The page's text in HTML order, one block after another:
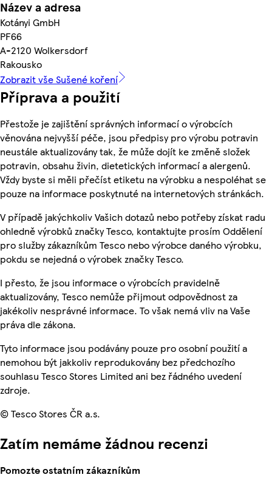
Název a adresa
Kotányi GmbH
PF66
A-2120 Wolkersdorf
Rakousko
Zobrazit vše Sušené koření
Příprava a použití
Přestože je zajištění správných informací o výrobcích
věnována nejvyšší péče, jsou předpisy pro výrobu potravin
neustále aktualizovány tak, že může dojít ke změně složek
potravin, obsahu živin, dietetických informací a alergenů.
Vždy byste si měli přečíst etiketu na výrobku a nespoléhat se
pouze na informace poskytnuté na internetových stránkách.
V případě jakýchkoliv Vašich dotazů nebo potřeby získat radu
ohledně výrobků značky Tesco, kontaktujte prosím Oddělení
pro služby zákazníkům Tesco nebo výrobce daného výrobku,
pokdu se nejedná o výrobek značky Tesco.
I přesto, že jsou informace o výrobcích pravidelně
aktualizovány, Tesco nemůže přijmout odpovědnost za
jakékoliv nesprávné informace. To však nemá vliv na Vaše
práva dle zákona.
Tyto informace jsou podávány pouze pro osobní použití a
nemohou být jakkoliv reprodukovány bez předchozího
souhlasu Tesco Stores Limited ani bez řádného uvedení
zdroje.
© Tesco Stores ČR a.s.
Zatím nemáme žádnou recenzi
Pomozte ostatním zákazníkům